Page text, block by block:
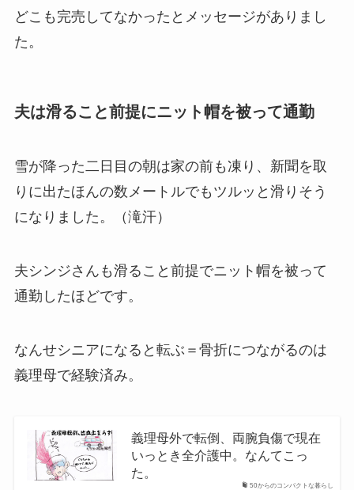
どこも完売してなかったとメッセージがありまし
た。
夫は滑ること前提にニット帽を被って通勤
雪が降った二日目の朝は家の前も凍り、新聞を取
りに出たほんの数メートルでもツルッと滑りそう
になりました。（滝汗）
夫シンジさんも滑ること前提でニット帽を被って
通勤したほどです。
なんせシニアになると転ぶ＝骨折につながるのは
義理母で経験済み。
50からのコンパクトな暮らし
義理母外で転倒、両腕負傷で現在
いっとき全介護中。なんてこっ
た。